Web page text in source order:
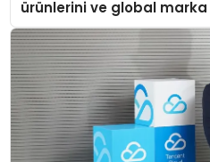
ürünlerini ve global